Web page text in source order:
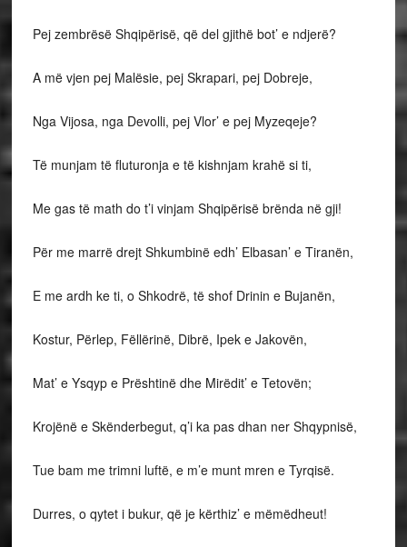
Pej zembrësë Shqipërisë, që del gjithë bot’ e ndjerë?
A më vjen pej Malësie, pej Skrapari, pej Dobreje,
Nga Vijosa, nga Devolli, pej Vlor’ e pej Myzeqeje?
Të munjam të fluturonja e të kishnjam krahë si ti,
Me gas të math do t’i vinjam Shqipërisë brënda në gji!
Për me marrë drejt Shkumbinë edh’ Elbasan’ e Tiranën,
E me ardh ke ti, o Shkodrë, të shof Drinin e Bujanën,
Kostur, Përlep, Fëllërinë, Dibrë, Ipek e Jakovën,
Mat’ e Ysqyp e Prështinë dhe Mirëdit’ e Tetovën;
Krojënë e Skënderbegut, q’i ka pas dhan ner Shqypnisë,
Tue bam me trimni luftë, e m’e munt mren e Tyrqisë.
Durres, o qytet i bukur, që je kërthiz’ e mëmëdheut!